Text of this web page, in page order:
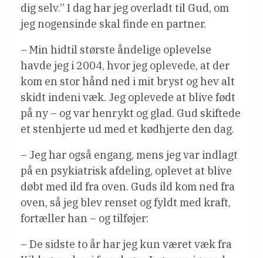
dig selv.” I dag har jeg overladt til Gud, om
jeg nogensinde skal finde en partner.
– Min hidtil største åndelige oplevelse
havde jeg i 2004, hvor jeg oplevede, at der
kom en stor hånd ned i mit bryst og hev alt
skidt indeni væk. Jeg oplevede at blive født
på ny – og var henrykt og glad. Gud skiftede
et stenhjerte ud med et kødhjerte den dag.
– Jeg har også engang, mens jeg var indlagt
på en psykiatrisk afdeling, oplevet at blive
døbt med ild fra oven. Guds ild kom ned fra
oven, så jeg blev renset og fyldt med kraft,
fortæller han – og tilføjer:
– De sidste to år har jeg kun været væk fra